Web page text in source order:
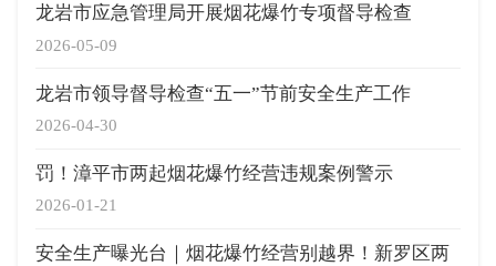
2026-05-09
龙岩市应急管理局开展烟花爆竹专项督导检查
2026-04-30
龙岩市领导督导检查“五一”节前安全生产工作
2026-01-21
罚！漳平市两起烟花爆竹经营违规案例警示
安全生产曝光台｜烟花爆竹经营别越界！新罗区两